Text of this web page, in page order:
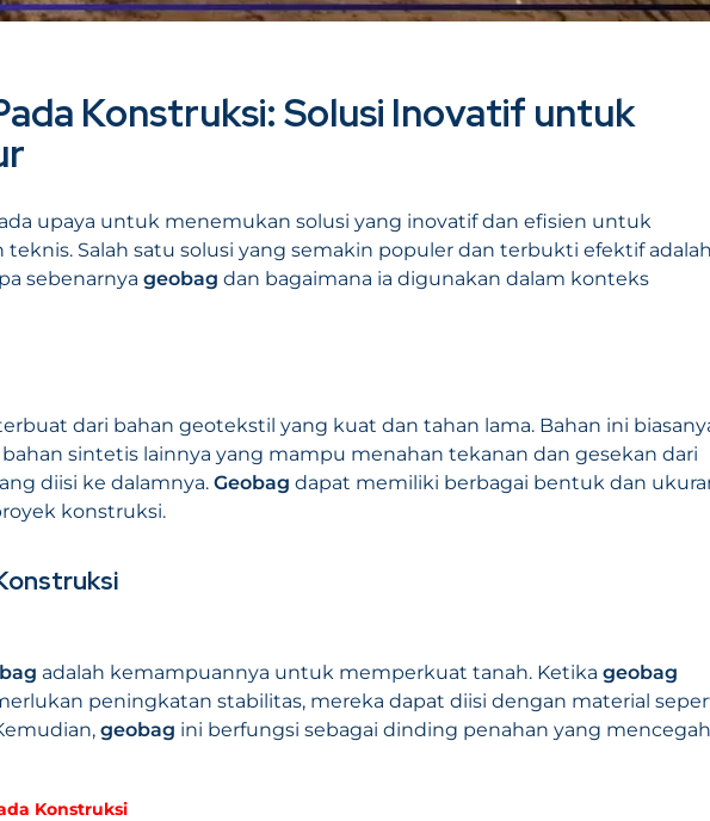
Konstruksi: Solusi Inovatif untuk
upaya untuk menemukan solusi yang inovatif dan efisien untuk
Salah satu solusi yang semakin populer dan terbukti efektif adalah
sebenarnya geobag dan bagaimana ia digunakan dalam konteks
dari bahan geotekstil yang kuat dan tahan lama. Bahan ini
sintetis lainnya yang mampu menahan tekanan dan gesekan dari
diisi ke dalamnya. Geobag dapat memiliki berbagai bentuk dan
konstruksi.
adalah kemampuannya untuk memperkuat tanah. Ketika geobag
peningkatan stabilitas, mereka dapat diisi dengan material
geobag ini berfungsi sebagai dinding penahan yang mencegah
Konstruksi